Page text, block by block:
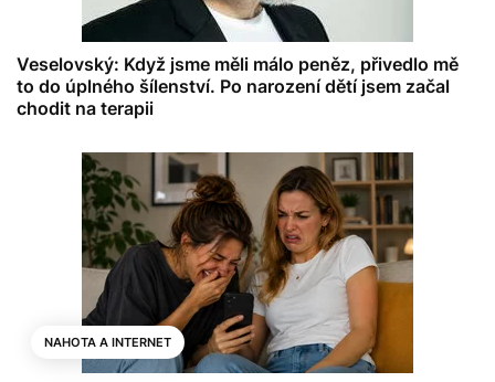
Veselovský: Když jsme měli málo peněz, přivedlo mě
to do úplného šílenství. Po narození dětí jsem začal
chodit na terapii
NAHOTA A INTERNET